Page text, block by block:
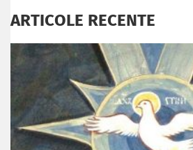
ARTICOLE RECENTE